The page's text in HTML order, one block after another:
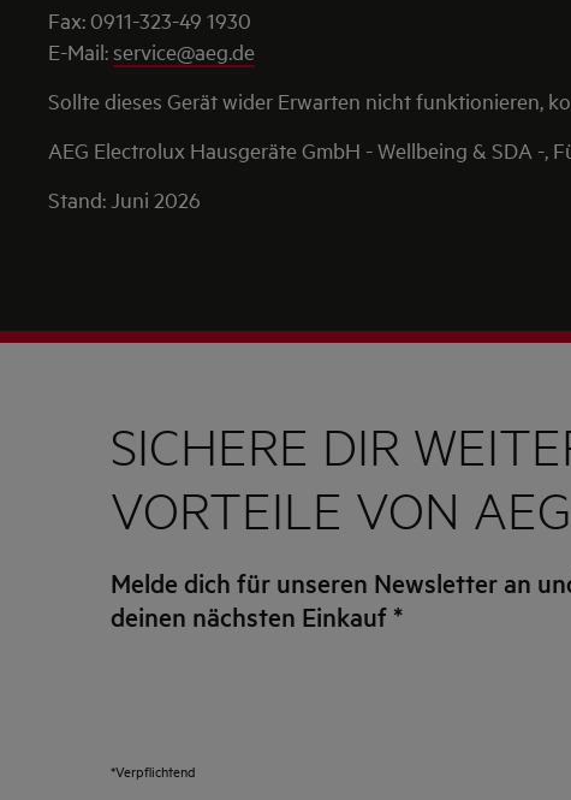
Fax: 0911-323-49 1930
E-Mail: service@aeg.de
Sollte dieses Gerät wider Erwarten nicht funktionieren,
AEG Electrolux Hausgeräte GmbH - Wellbeing & SDA -,
Stand: Juni 2026
SICHERE DIR
VORTEILE VON AEG
Melde dich für unseren Newsletter an
deinen nächsten Einkauf *
*Verpflichtend